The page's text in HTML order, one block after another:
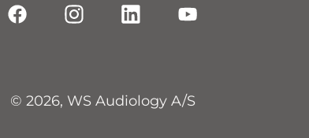
© 2026, WS Audiology A/S